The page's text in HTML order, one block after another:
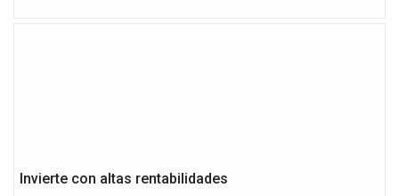
Invierte con altas rentabilidades